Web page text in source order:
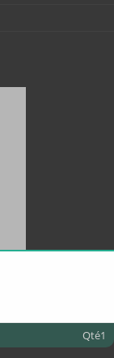
Qté1